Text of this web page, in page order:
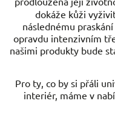
dokáže kůži
následnému
opravdu intenzivním
našimi produkty bude
Pro ty, co by si přáli
interiér, máme v